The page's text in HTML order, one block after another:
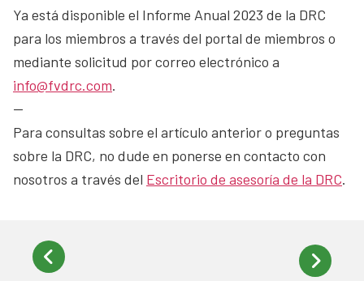
Ya está disponible el Informe Anual 2023 de la DRC
para los miembros a través del portal de miembros o
mediante solicitud por correo electrónico a
info@fvdrc.com.
—
Para consultas sobre el artículo anterior o preguntas
sobre la DRC, no dude en ponerse en contacto con
nosotros a través del Escritorio de asesoría de la DRC.